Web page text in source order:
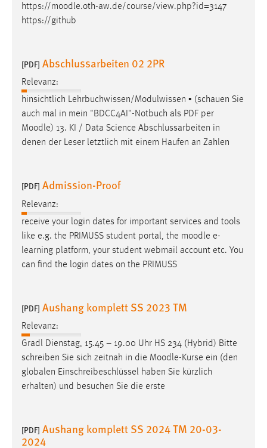
https://moodle.oth-aw.de/course/view.php?id=3147
https://github
[PDF] Abschlussarbeiten 02 2PR
Relevanz:
hinsichtlich Lehrbuchwissen/Modulwissen ▪ (schauen Sie
auch mal in mein "BDCC4AI"-Notbuch als PDF per
Moodle) 13. KI / Data Science Abschlussarbeiten in
denen der Leser letztlich mit einem Haufen an Zahlen
[PDF] Admission-Proof
Relevanz:
receive your login dates for important services and tools
like e.g. the PRIMUSS student portal, the moodle e-
learning platform, your student webmail account etc. You
can find the login dates on the PRIMUSS
[PDF] Aushang komplett SS 2023 TM
Relevanz:
Gradl Dienstag, 15.45 – 19.00 Uhr HS 234 (Hybrid) Bitte
schreiben Sie sich zeitnah in die Moodle-Kurse ein (den
globalen Einschreibeschlüssel haben Sie kürzlich
erhalten) und besuchen Sie die erste
[PDF] Aushang komplett SS 2024 TM 20-03-
2024